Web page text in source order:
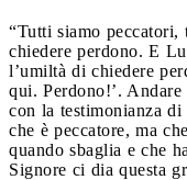
“Tutti siamo
chiedere perdono. E
l’umiltà di chiedere
qui. Perdono!’.
con la testimonianza
che è peccatore, ma
quando sbaglia e che
Signore ci dia questa